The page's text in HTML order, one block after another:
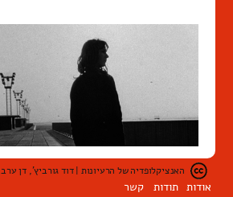
האנציקלופדיה של הרעיונות | דוד גורביץ', דן ערב
אודות תודות קשר